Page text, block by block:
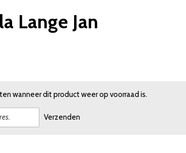
Lange Jan
wanneer dit product weer op voorraad is.
Verzenden